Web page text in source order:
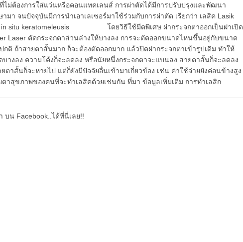
ไม่ต้องการใส่แว่นหรือคอนแทคเลนส์ การผ่าตัดได้มีการปรับปรุงและพัฒนา
มา จนปัจจุบันมีการนำเอาเลเซอร์มาใช้ร่วมกับการผ่าตัด เรียกว่า เลสิค Lasik
in situ keratomeleusis โดยวิธีใช้มีดพิเศษ ผ่ากระจกตาออกเป็นฝาเปิด
Laser ตัดกระจกตาส่วนล่างให้บางลง การจะตัดออกขนาดไหนขึ้นอยู่กับขนาด
กติ ถ้าสายตาสั้นมาก ก็จะต้องตัดออกมาก แล้วปิดฝากระจกตาเข้ารูปเดิม ทำให้
บางลง ความโค้งก็จะลดลง หรือนัยหนึ่งกระจกตาจะแบนลง สายตาสั้นก็จะลดลง
ตาสั้นก็จะหายไป แต่ก็ยังมีปัจจัยอื่นเข้ามาเกี่ยวข้อง เช่น ค่าใช้จ่ายยังค่อนข้างสูง
ตาสุขภาพของคนที่จะทำเลสิคด้วยเช่นกัน ที่มา ข้อมูลเพิ่มเติม การทำเลสิก
บน Facebook..ได้ที่นี่เลย!!